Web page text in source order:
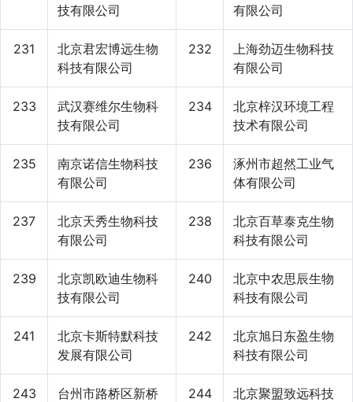
技有限公司
有限公司
231
北京君宏博远生物
科技有限公司
232
上海劲迈生物科技
有限公司
233
武汉赛维尔生物科
技有限公司
234
北京梓汉环境工程
技术有限公司
235
南京诺信生物科技
有限公司
236
涿州市超然工业气
体有限公司
237
北京天秀生物科技
有限公司
238
北京百草泰克生物
科技有限公司
239
北京凯欧迪生物科
技有限公司
240
北京中农思辰生物
科技有限公司
241
北京卡斯特默科技
发展有限公司
242
北京旭日东盈生物
科技有限公司
243
台州市路桥区新桥
244
北京聚盟致远科技